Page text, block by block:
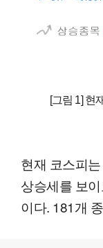
[그림 1] 현
현재 코스피
상승세를 보
이다. 181개